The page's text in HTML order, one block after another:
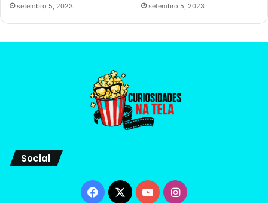
setembro 5, 2023 setembro 5, 2023
Social
Facebook
X YouTubeInstagram